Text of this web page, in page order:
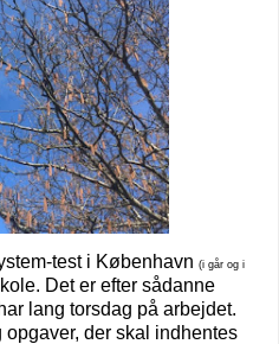
test i København (i går og i
Det er efter sådanne
lang torsdag på arbejdet.
der skal indhentes